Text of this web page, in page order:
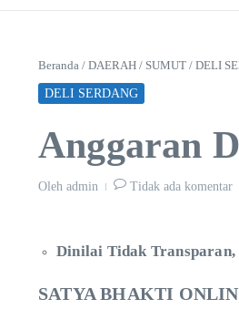
Beranda / DAERAH / SUMUT / DELI
DELI SERDANG
Anggaran
Oleh admin Tidak ada komentar
Dinilai Tidak Transparan,
SATYA BHAKTI